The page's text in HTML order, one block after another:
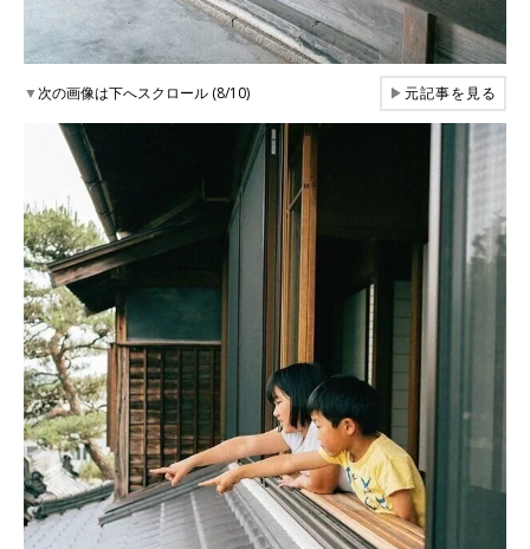
▼次の画像は下へスクロール (8/10) ▶元記事を見る